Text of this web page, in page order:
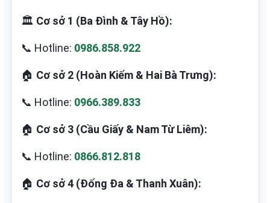
🏛️ Cơ sở 1 (Ba Đình & Tây Hồ):
📞 Hotline: 0986.858.922
🏠 Cơ sở 2 (Hoàn Kiếm & Hai Bà Trưng):
📞 Hotline: 0966.389.833
🏠 Cơ sở 3 (Cầu Giấy & Nam Từ Liêm):
📞 Hotline: 0866.812.818
🏠 Cơ sở 4 (Đống Đa & Thanh Xuân):